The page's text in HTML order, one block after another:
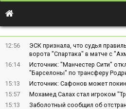
12:56
ЭСК признала, что судья
ворота "Спартака" в матче с
16:14
Источник: "Манчестер Сити"
"Барселоны" по трансферу
15:13
Источник: Сафонов может
15:57
Мохамед Салах стал игроком
15:13
Заболотный сообщил об